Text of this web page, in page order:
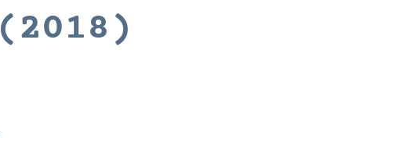
(2018)